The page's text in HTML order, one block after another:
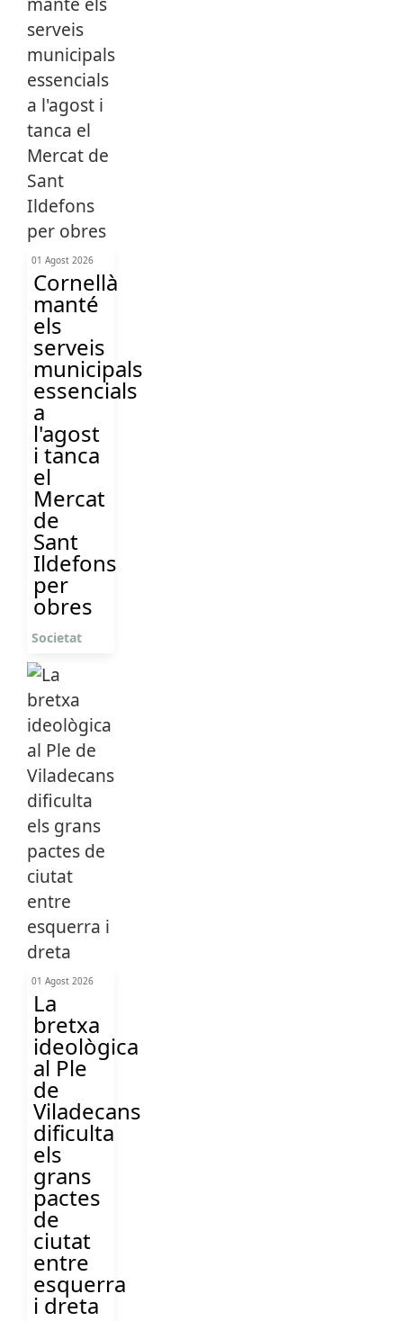
01 Agost 2026
Cornellà
manté
els
serveis
municipals
essencials
a
l'agost
i tanca
el
Mercat
de
Sant
Ildefons
per
obres
Societat
01 Agost 2026
La
bretxa
ideològica
al Ple
de
Viladecans
dificulta
els
grans
pactes
de
ciutat
entre
esquerra
i dreta